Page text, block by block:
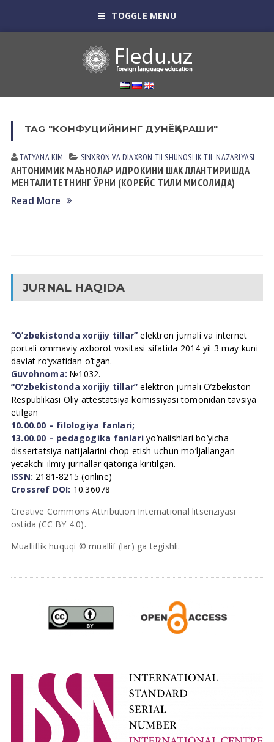
TOGGLE MENU
TAG "КОНФУЦИЙНИНГ ДУНЁҚАРАШИ"
TATYANA KIM SINXRON VА DIАXRON TILSHUNOSLIKTIL NАZАRIYASI
АНТОНИМИК МАЪНОЛАР ИДРОКИНИ ШАКЛЛАНТИРИШДА
МЕНТАЛИТЕТНИНГ ЎРНИ (КОРЕЙС ТИЛИ МИСОЛИДА)
Read More
JURNAL HAQIDA
“O’zbekistonda xorijiy tillar” elektron jurnali va internet
portali ommaviy axborot vositasi sifatida 2014 yil 3 may kuni
davlat ro’yxatidan o’tgan.
Guvohnoma: №1032.
“O’zbekistonda xorijiy tillar” elektron jurnali O’zbekiston
Respublikasi Oliy attestatsiya komissiyasi tomonidan tavsiya
etilgan
10.00.00 – filologiya fanlari;
13.00.00 – pedagogika fanlari yo’nalishlari bo’yicha
dissertatsiya natijalarini chop etish uchun mo’ljallangan
yetakchi ilmiy jurnallar qatoriga kiritilgan.
ISSN: 2181-8215 (online)
Crossref DOI: 10.36078
Creative Commons Attribution International litsenziyasi
ostida (CC BY 4.0).
Mualliflik huquqi © muallif (lar) ga tegishli.